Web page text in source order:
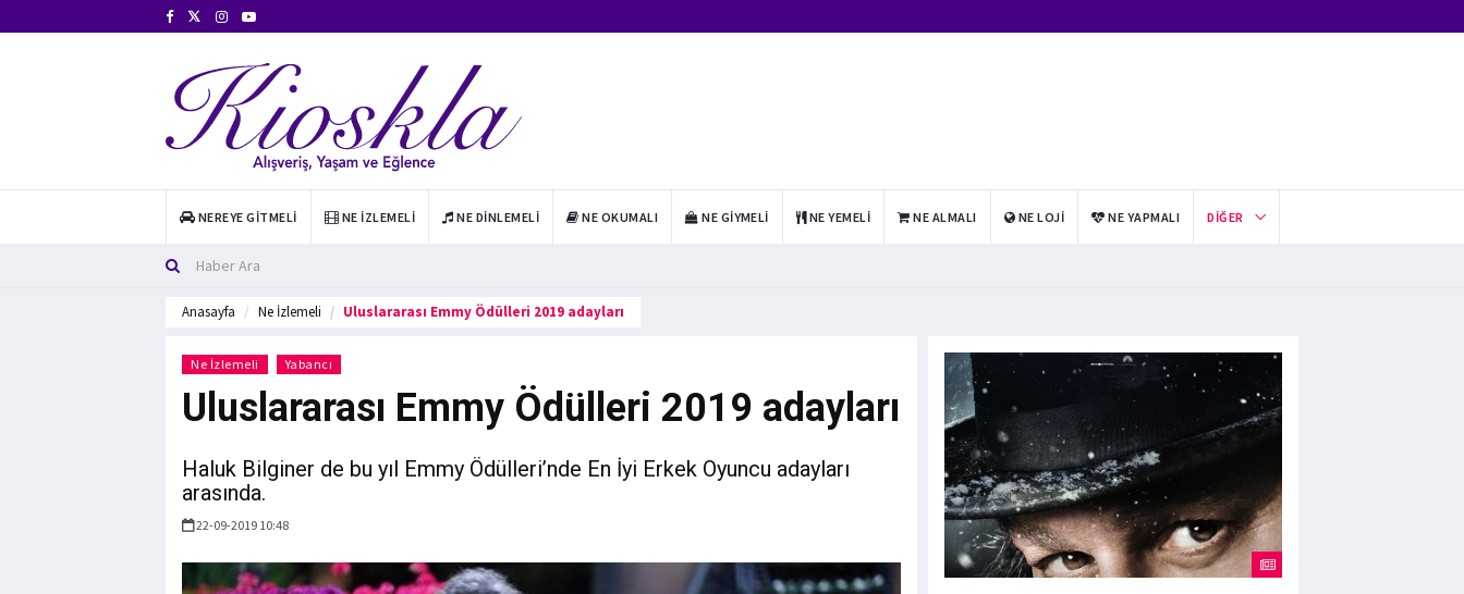
NEREYE GITMELI NE İZLEMELI NE DINLEMELI NE OKUMALI NE GIYMELI NE YEMELI NE ALMALI NE LOJI NE YAPMALI DIĞER
Anasayfa Ne İzlemeli Uluslararası Emmy Ödülleri 2019 adayları
Ne İzlemeli Yabancı
Uluslararası Emmy Ödülleri 2019 adayları
Haluk Bilginer de bu yıl Emmy Ödülleri’nde En İyi Erkek Oyuncu adayları
arasında.
22-09-2019 10:48